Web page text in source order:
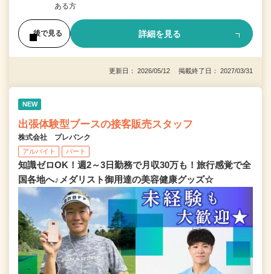
ある方
後で見る 詳細を見る
更新日： 2026/05/12 掲載終了日： 2027/03/31
NEW
出張体験型ブースの接客販売スタッフ
株式会社 プレバンク
アルバイト パート
知識ゼロOK！週2～3日勤務で月収30万も！旅行感覚で全
国各地へ♪メダリスト御用達の美容健康グッズ☆